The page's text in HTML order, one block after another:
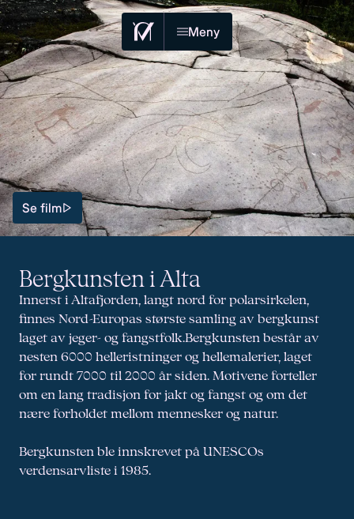
Meny
Se film
Bergkunsten i Alta
Innerst i Altafjorden, langt nord for polarsirkelen,
finnes Nord-Europas største samling av bergkunst
laget av jeger- og fangstfolk.Bergkunsten består av
nesten 6000 helleristninger og hellemalerier, laget
for rundt 7000 til 2000 år siden. Motivene forteller
om en lang tradisjon for jakt og fangst og om det
nære forholdet mellom mennesker og natur.
Bergkunsten ble innskrevet på UNESCOs
verdensarvliste i 1985.